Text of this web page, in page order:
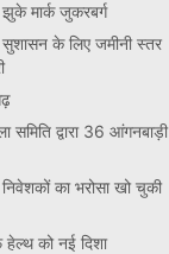
मार्क जुकरबर्ग
सुशासन के लिए जमीनी स्तर
समिति द्वारा 36 आंगनबाड़ी
का भरोसा खो चुकी
को नई दिशा